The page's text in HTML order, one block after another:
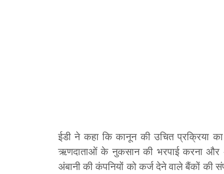
ईडी ने कहा कि कानून की उचित प्रक्रिया
ऋणदाताओं के नुकसान की भरपाई करना
अंबानी की कंपनियों को कर्ज देने वाले बैंकों की